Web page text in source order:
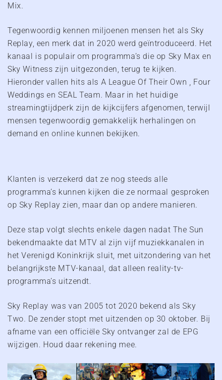
Mix.
Tegenwoordig kennen miljoenen mensen het als Sky
Replay, een merk dat in 2020 werd geïntroduceerd. Het
kanaal is populair om programma’s die op Sky Max en
Sky Witness zijn uitgezonden, terug te kijken.
Hieronder vallen hits als A League Of Their Own , Four
Weddings en SEAL Team. Maar in het huidige
streamingtijdperk zijn de kijkcijfers afgenomen, terwijl
mensen tegenwoordig gemakkelijk herhalingen on
demand en online kunnen bekijken.
Klanten is verzekerd dat ze nog steeds alle
programma’s kunnen kijken die ze normaal gesproken
op Sky Replay zien, maar dan op andere manieren.
Deze stap volgt slechts enkele dagen nadat The Sun
bekendmaakte dat MTV al zijn vijf muziekkanalen in
het Verenigd Koninkrijk sluit, met uitzondering van het
belangrijkste MTV-kanaal, dat alleen reality-tv-
programma’s uitzendt.
Sky Replay was van 2005 tot 2020 bekend als Sky
Two. De zender stopt met uitzenden op 30 oktober. Bij
afname van een officiële Sky ontvanger zal de EPG
wijzigen. Houd daar rekening mee.